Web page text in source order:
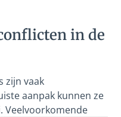
in de
zijn vaak
aanpak kunnen ze
Veelvoorkomende